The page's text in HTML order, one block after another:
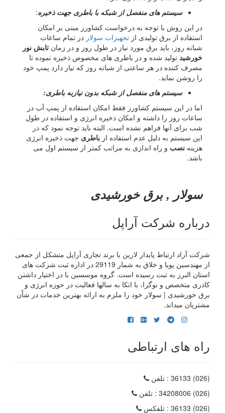
سیستم های منفصل از شبکه با باطری جهت ذخیره:
در این روش با توجه به درخواست کشاورز مبنی بر امکان
استفاده از برق تولیدی از تجهیزات سولار در تمام ساعات
شبانه روز، باید برق مورد نیاز در طول روز و در زمان تابش نور
خورشید تولید شده و در باطری های مخصوص ذخیره نموده تا
مصرف کننده در هر ساعتی از شبانه روز که نیاز دارد پمپ خود
را روشن نماید.
سیستم های منفصل از شبکه بدون نیازبه باطری:
اما در این سیستم کشاورز فقط امکان استفاده از پمپ آب در
ساعات روز را داشته و امکان ذخیره انرژی و استفاده در طول
شب برای آنها فراهم نشده است. البته باید توجه نمود که در
این سیستم به دلیل عدم استفاده از باطری جهت ذخیره انرژی
هزینه نصب و راه اندازی به مراتب کمتر از سیستم اول می
باشد.
سولار , برق خورشیدی
درباره شرکت آراپل
شرکت آراد ارتباط پایدار لارین با برند تجاری آراپل متشکل از جمعی
از مهندسین پویا و خلاق به شمار 29119 در اداره ثبت شرکت های
استان البرز به ثبت رسیده است. گروه موسسین با در اختیار داشتن
کادری متخصص و نوگرا، با اتکا به سالها فعالیت در حوزه انرژی و
برق خورشیدی | سولار خود را ملزم به ارائه بهترین خدمات در شاًن
مشتریان میداند.
راه های ارتباطی
(026) 36133
: تلفن
(026) 34208006
: تلفن
(026) 36133
: تلفکس